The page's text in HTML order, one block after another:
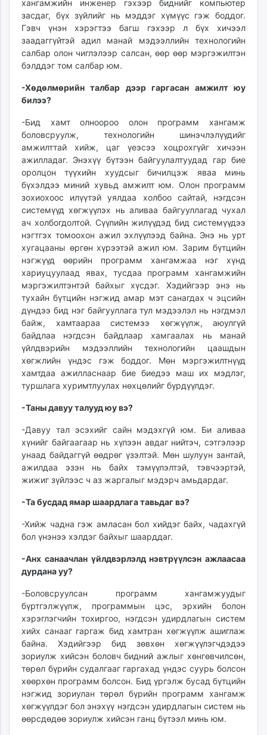
хангамжийн инженер гэхээр биднийг компьютер
засдаг, бүх зүйлийг нь мэддэг хүмүүс гэж боддог.
Гэвч үнэн хэрэгтээ багш гэхээр л бүх хичээл
заадаггүйтэй адил манай мэдээллийн технологийн
салбар олон чиглэлээр салсан, өөр өөр мэргэжилтэн
бэлддэг том салбар юм.
-Хөдөлмөрийн талбар дээр гаргасан амжилт юу
билээ?
-Бид хамт олноороо олон программ хангамж
боловсруулж, технологийн шинэчлэлүүдийг
амжилттай хийж, цаг үеэсээ хоцрохгүйг хичээн
ажилладаг. Энэхүү бүтээн байгуулалтуудад гар бие
оролцон түүхийн хуудсыг бичилцэж яваа минь
бүхэлдээ миний хувьд амжилт юм. Олон программ
зохиохоос илүүтэй уялдаа холбоо сайтай, нэгдсэн
системүүд хөгжүүлэх нь аливаа байгууллагад чухал
ач холбогдолтой. Сүүлийн жилүүдэд бид системүүдээ
нэгтгэх томоохон ажил эхлүүлээд байна. Энэ нь урт
хугацааны өргөн хүрээтэй ажил юм. Зарим бүтцийн
нэгжүүд өөрийн программ хангамжаа нэг хүнд
хариуцуулаад явах, тусдаа программ хангамжийн
мэргэжилтэнтэй байхыг хүсдэг. Хэдийгээр энэ нь
тухайн бүтцийн нэгжид амар мэт санагдах ч эцсийн
дүндээ бид нэг байгууллага тул мэдээлэл нь нэгдмэл
байж, хамтаараа системээ хөгжүүлж, аюулгүй
байдлаа нэгдсэн байдлаар хамгаалах нь манай
үйлдвэрийн мэдээллийн технологийн цаашдын
хөгжлийн үндэс гэж боддог. Мөн мэргэжилтнүүд
хамтдаа ажилласнаар бие биедээ маш их мэдлэг,
туршлага хуримтлуулах нөхцөлийг бүрдүүлдэг.
-Таны давуу талууд юу вэ?
-Давуу тал эсэхийг сайн мэдэхгүй юм. Би аливаа
хүнийг байгаагаар нь хүлээн авдаг нийтэч, сэтгэлээр
унаад байдаггүй өөдрөг үзэлтэй. Мөн шулуун зантай,
ажилдаа эзэн нь байх тэмүүлэлтэй, тэвчээртэй,
жижиг зүйлээс ч аз жаргалыг мэдэрч амьдардаг.
-Та бусдад ямар шаардлага тавьдаг вэ?
-Хийж чадна гэж амласан бол хийдэг байх, чадахгүй
бол үнэнээ хэлдэг байхыг шаарддаг.
-Анх санаачлан үйлдвэрлэлд нэвтрүүлсэн ажлаасаа
дурдана уу?
-Боловсруулсан программ хангамжуудыг
бүртгэлжүүлж, программын цэс, эрхийн болон
хэрэглэгчийн тохиргоо, нэгдсэн удирдлагын систем
хийх санааг гаргаж бид хамтран хөгжүүлж ашиглаж
байна. Хэдийгээр бид зөвхөн хөгжүүлэгчдэдээ
зориулж хийсэн боловч бидний ажлыг хөнгөвчилсөн,
төрөл бүрийн судалгааг гаргахад үндэс суурь болсон
хөөрхөн программ болсон. Бид үргэлж бусад бүтцийн
нэгжид зориулан төрөл бүрийн программ хангамж
хөгжүүлдэг бол энэхүү нэгдсэн удирдлагын систем нь
өөрсдөдөө зориулж хийсэн ганц бүтээл минь юм.